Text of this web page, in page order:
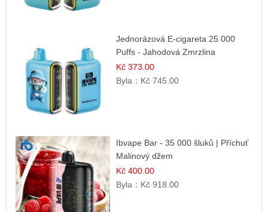
Jednorázová E-cigareta 25 000
Puffs - Jahodová Zmrzlina
Kč 373.00
Byla： Kč 745.00
Ibvape Bar - 35 000 šluků | Příchuť
Malinový džem
Kč 400.00
Byla： Kč 918.00